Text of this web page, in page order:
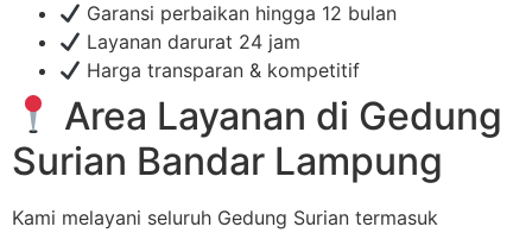
Garansi perbaikan hingga 12 bulan
Layanan darurat 24 jam
Harga transparan & kompetitif
Area Layanan di Gedung
Surian Bandar Lampung
Kami melayani seluruh Gedung Surian termasuk